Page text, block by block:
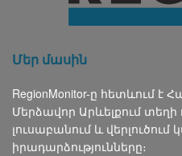
Մեր մասին
RegionMonitor-ը հետևում է
Մերձավոր Արևելքում տեղի
լուսաբանում և վերլուծում
իրադարձությունները։